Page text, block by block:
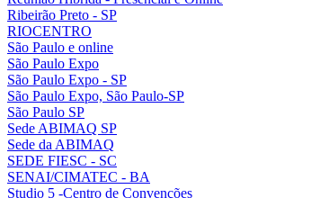
Ribeirão Preto - SP
RIOCENTRO
São Paulo e online
São Paulo Expo
São Paulo Expo - SP
São Paulo Expo, São Paulo-SP
São Paulo SP
Sede ABIMAQ SP
Sede da ABIMAQ
SEDE FIESC - SC
SENAI/CIMATEC - BA
Studio 5 -Centro de Convenções